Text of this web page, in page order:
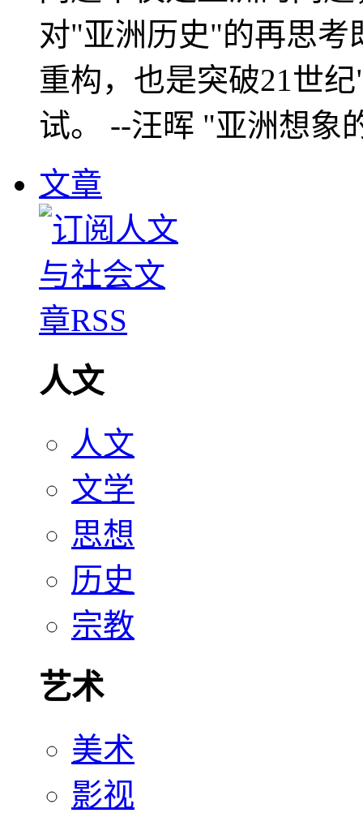
对"亚洲历史"的再思考
重构，也是突破21世
试。 --汪晖 "亚洲想象
文章
人文
人文
文学
思想
历史
宗教
艺术
美术
影视